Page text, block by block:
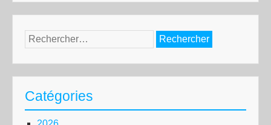
Rechercher :
Catégories